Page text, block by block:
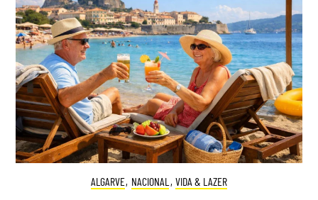
ALGARVE, NACIONAL , VIDA & LAZER